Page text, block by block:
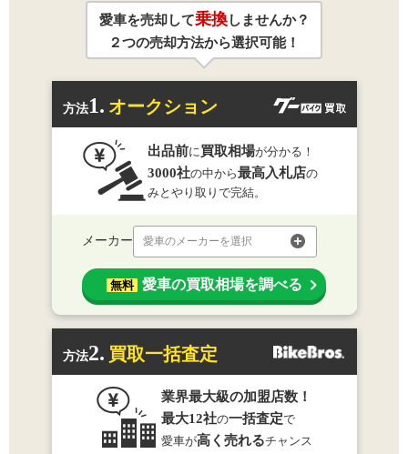
愛車を売却して乗換しませんか？
２つの売却方法から選択可能！
方法1. オークション
出品前に 買取相場が分かる！
3000社の中から最高入札店の
みとやり取りで完結。
メーカー 愛車のメーカーを選択
無料 愛車の買取相場を調べる
方法2. 買取一括査定
業界最大級の加盟店数！
最大12社の一括査定で
愛車が高く売れるチャンス